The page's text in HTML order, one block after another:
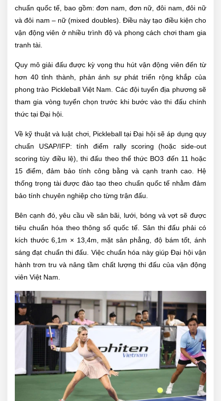
chuẩn quốc tế, bao gồm: đơn nam, đơn nữ, đôi nam, đôi nữ
và đôi nam – nữ (mixed doubles). Điều này tạo điều kiện cho
vận động viên ở nhiều trình độ và phong cách chơi tham gia
tranh tài.
Quy mô giải đấu được kỳ vọng thu hút vận động viên đến từ
hơn 40 tỉnh thành, phản ánh sự phát triển rộng khắp của
phong trào Pickleball Việt Nam. Các đội tuyển địa phương sẽ
tham gia vòng tuyển chọn trước khi bước vào thi đấu chính
thức tại Đại hội.
Về kỹ thuật và luật chơi, Pickleball tại Đại hội sẽ áp dụng quy
chuẩn USAP/IFP: tính điểm rally scoring (hoặc side-out
scoring tùy điều lệ), thi đấu theo thể thức BO3 đến 11 hoặc
15 điểm, đảm bảo tính công bằng và cạnh tranh cao. Hệ
thống trọng tài được đào tạo theo chuẩn quốc tế nhằm đảm
bảo tính chuyên nghiệp cho từng trận đấu.
Bên cạnh đó, yêu cầu về sân bãi, lưới, bóng và vợt sẽ được
tiêu chuẩn hóa theo thông số quốc tế. Sân thi đấu phải có
kích thước 6,1m × 13,4m, mặt sân phẳng, độ bám tốt, ánh
sáng đạt chuẩn thi đấu. Việc chuẩn hóa này giúp Đại hội vận
hành trơn tru và nâng tầm chất lượng thi đấu của vận động
viên Việt Nam.